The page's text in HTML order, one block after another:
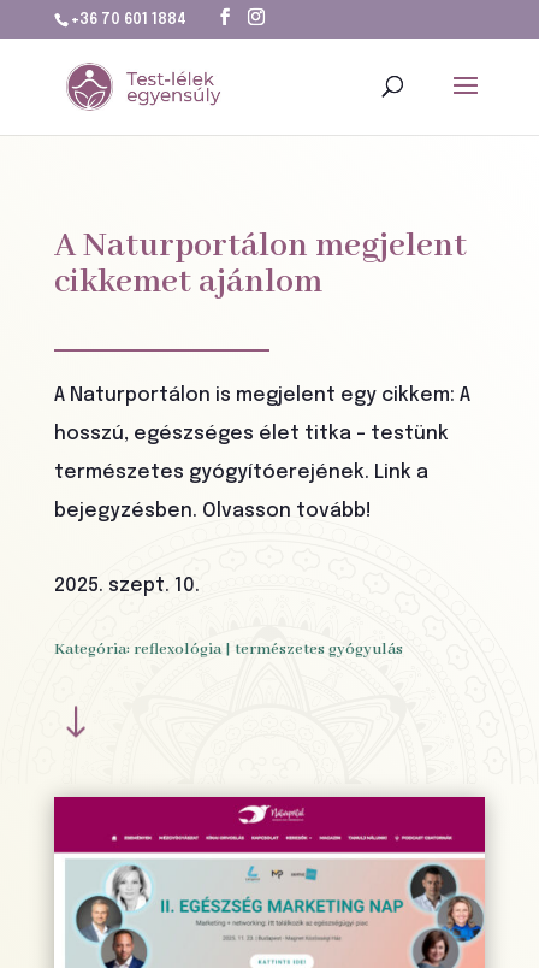
+36 70 601 1884
A Naturportálon megjelent
cikkemet ajánlom
A Naturportálon is megjelent egy cikkem: A
hosszú, egészséges élet titka - testünk
természetes gyógyítóerejének. Link a
bejegyzésben. Olvasson tovább!
2025. szept. 10.
Kategória: reflexológia| természetes gyógyulás
"